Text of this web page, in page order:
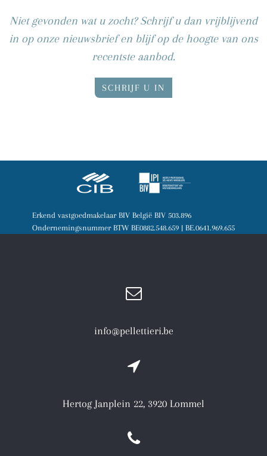
Niet gevonden wat u zocht? Schrijf u dan vrijblijvend
in op onze nieuwsbrief en blijf op de hoogte van ons
recentste aanbod.
SCHRIJF U IN
Erkend vastgoedmakelaar BIV België BIV 503.896
Ondernemingsnummer BTW BE0882.548.659 | BE.0641.969.655
info@pellettieri.be
Hertog Janplein 22, 3920 Lommel